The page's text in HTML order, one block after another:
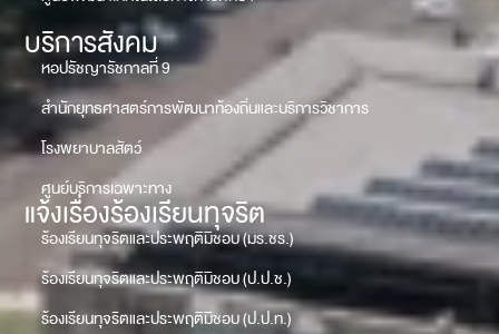
บริการสังคม
หอปรัชญารัชกาลที่ 9
สำนักยุทธศาสตร์การพัฒนาท้องถิ่นและบริการวิชาการ
โรงพยาบาลสัตว์
ศูนย์บริการเฉพาะทาง
แจ้งเรื่องร้องเรียนทุจริต
ร้องเรียนทุจริตและประพฤติมิชอบ (มร.ชร.)
ร้องเรียนทุจริตและประพฤติมิชอบ (ป.ป.ช.)
ร้องเรียนทุจริตและประพฤติมิชอบ (ป.ป.ท.)